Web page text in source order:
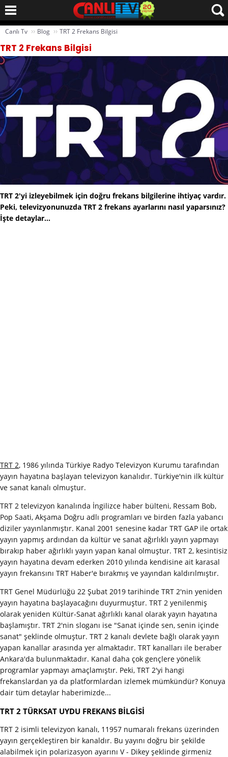
Canlı Tv ›› Blog ›› TRT 2 Frekans Bilgisi
TRT 2 Frekans Bilgisi
TRT 2'yi izleyebilmek için doğru frekans bilgilerine ihtiyaç vardır.
Peki, televizyonunuzda TRT 2 frekans ayarlarını nasıl yaparsınız?
İşte detaylar...
TRT 2, 1986 yılında Türkiye Radyo Televizyon Kurumu tarafından
yayın hayatına başlayan televizyon kanalıdır. Türkiye'nin ilk kültür
ve sanat kanalı olmuştur.
TRT 2 televizyon kanalında İngilizce haber bülteni, Ressam Bob,
Pop Saati, Akşama Doğru adlı programları ve birden fazla yabancı
diziler yayınlanmıştır. Kanal 2001 senesine kadar TRT GAP ile ortak
yayın yapmış ardından da kültür ve sanat ağırlıklı yayın yapmayı
bırakıp haber ağırlıklı yayın yapan kanal olmuştur. TRT 2, kesintisiz
yayın hayatına devam ederken 2010 yılında kendisine ait karasal
yayın frekansını TRT Haber'e bırakmış ve yayından kaldırılmıştır.
TRT Genel Müdürlüğü 22 Şubat 2019 tarihinde TRT 2'nin yeniden
yayın hayatına başlayacağını duyurmuştur. TRT 2 yenilenmiş
olarak yeniden Kültür-Sanat ağırlıklı kanal olarak yayın hayatına
başlamıştır. TRT 2'nin sloganı ise "Sanat içinde sen, senin içinde
sanat" şeklinde olmuştur. TRT 2 kanalı devlete bağlı olarak yayın
yapan kanallar arasında yer almaktadır. TRT kanalları ile beraber
Ankara'da bulunmaktadır. Kanal daha çok gençlere yönelik
programlar yapmayı amaçlamıştır. Peki, TRT 2'yi hangi
frekanslardan ya da platformlardan izlemek mümkündür? Konuya
dair tüm detaylar haberimizde...
TRT 2 TÜRKSAT UYDU FREKANS BİLGİSİ
TRT 2 isimli televizyon kanalı, 11957 numaralı frekans üzerinden
yayın gerçekleştiren bir kanaldır. Bu yayını doğru bir şekilde
alabilmek için polarizasyon ayarını V - Dikey şeklinde girmeniz